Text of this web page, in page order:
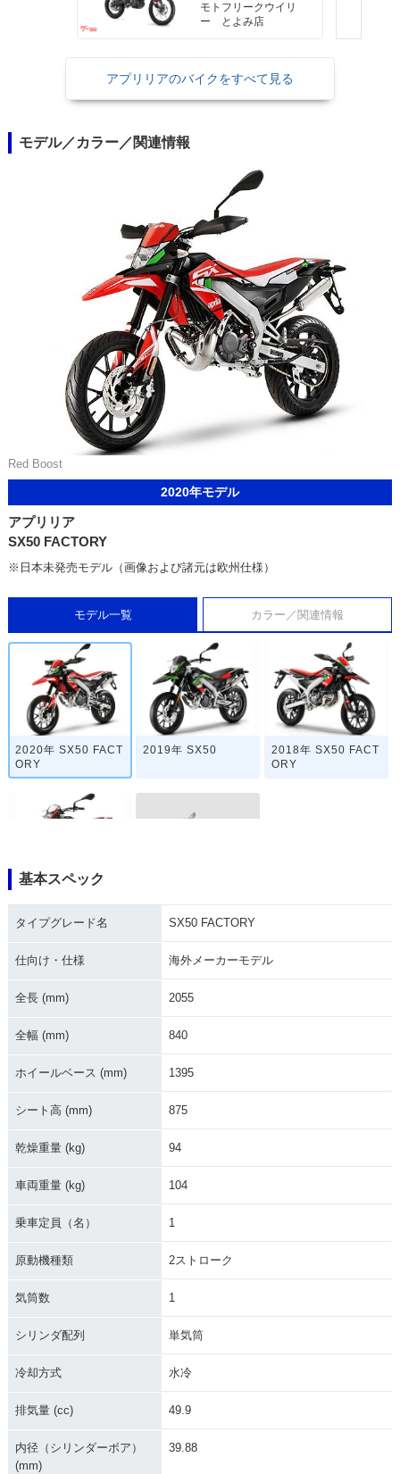
モトフリークウイリ
ー とよみ店
アプリリアのバイクをすべて見る
モデル／カラー／関連情報
Red Boost
2020年モデル
アプリリア
SX50 FACTORY
※日本未発売モデル（画像および諸元は欧州仕様）
モデル一覧 カラー／関連情報
2020年 SX50 FACT
ORY
2019年 SX50
2018年 SX50 FACT
ORY
基本スペック
タイプグレード名 SX50 FACTORY
仕向け・仕様 海外メーカーモデル
全長 (mm) 2055
全幅 (mm) 840
ホイールベース (mm) 1395
シート高 (mm) 875
乾燥重量 (kg) 94
車両重量 (kg) 104
乗車定員（名） 1
原動機種類 2ストローク
気筒数 1
シリンダ配列 単気筒
冷却方式 水冷
排気量 (cc) 49.9
内径（シリンダーボア）
(mm)
39.88